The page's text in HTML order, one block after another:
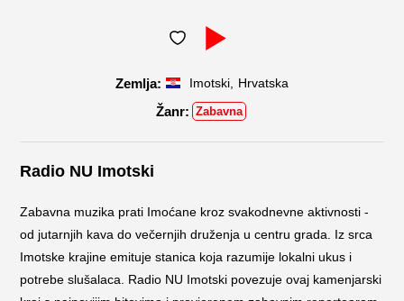
Imotski Hrvatska
Zabavna
Radio NU Imotski
Zabavna muzika prati Imoćane kroz svakodnevne aktivnosti -
od jutarnjih kava do večernjih druženja u centru grada. Iz srca
Imotske krajine emituje stanica koja razumije lokalni ukus i
potrebe slušalaca. Radio NU Imotski povezuje ovaj kamenjarski